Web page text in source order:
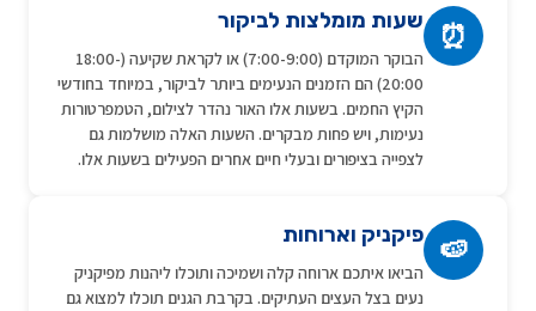
⏰ שעות מומלצות לביקור
הבוקר המוקדם (7:00-9:00) או לקראת שקיעה (18:00-
20:00) הם הזמנים הנעימים ביותר לביקור, במיוחד בחודשי
הקיץ החמים. בשעות אלו האור נהדר לצילום, הטמפרטורות
נעימות, ויש פחות מבקרים. השעות האלה מושלמות גם
לצפייה בציפורים ובעלי חיים אחרים הפעילים בשעות אלו.
🍉 פיקניק וארוחות
הביאו איתכם ארוחה קלה ושמיכה ותוכלו ליהנות מפיקניק
נעים בצל העצים העתיקים. בקרבת הגנים תוכלו למצוא גם